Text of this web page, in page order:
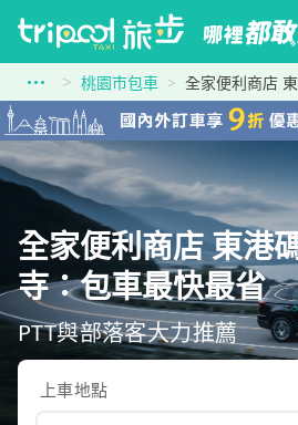
桃園市包車 全家便利商店
全家便利商店 東港
寺：包車最快最省
PTT與部落客大力推薦
上車地點